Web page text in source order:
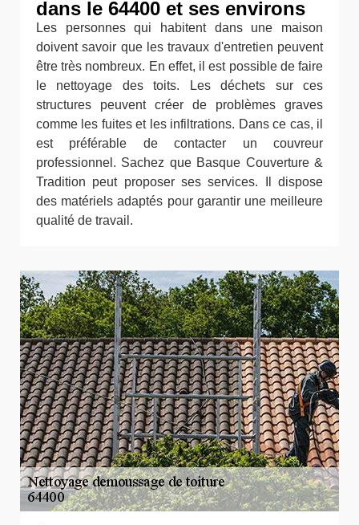
dans le 64400 et ses environs
Les personnes qui habitent dans une maison
doivent savoir que les travaux d'entretien peuvent
être très nombreux. En effet, il est possible de faire
le nettoyage des toits. Les déchets sur ces
structures peuvent créer de problèmes graves
comme les fuites et les infiltrations. Dans ce cas, il
est préférable de contacter un couvreur
professionnel. Sachez que Basque Couverture &
Tradition peut proposer ses services. Il dispose
des matériels adaptés pour garantir une meilleure
qualité de travail.